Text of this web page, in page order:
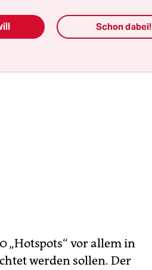
„Hotspots“ vor allem in
werden sollen. Der
Schon dabei!